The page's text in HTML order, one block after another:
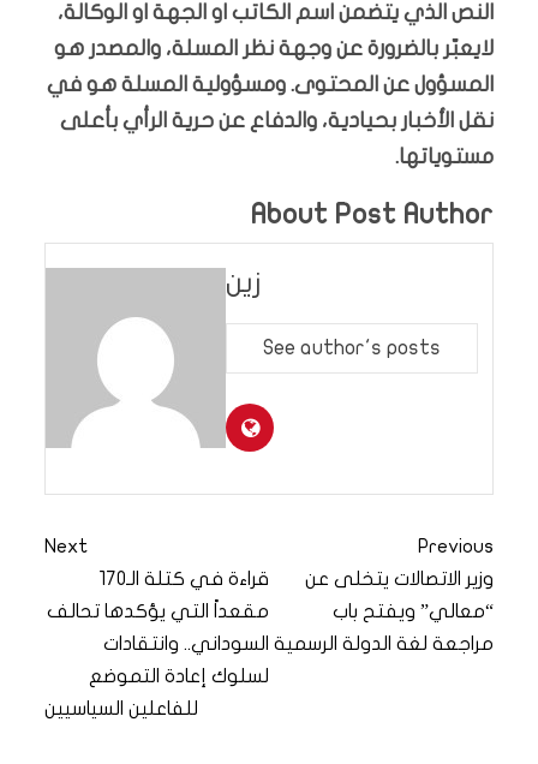
النص الذي يتضمن اسم الكاتب او الجهة او الوكالة،
لايعبّر بالضرورة عن وجهة نظر المسلة، والمصدر هو
المسؤول عن المحتوى. ومسؤولية المسلة هو في
نقل الأخبار بحيادية، والدفاع عن حرية الرأي بأعلى
مستوياتها.
About Post Author
زين
See author's posts
Previous
وزير الاتصالات يتخلى عن
“معالي” ويفتح باب
مراجعة لغة الدولة الرسمية
Next
قراءة في كتلة الـ170
مقعداً التي يؤكدها تحالف
السوداني.. وانتقادات
لسلوك إعادة التموضع
للفاعلين السياسيين